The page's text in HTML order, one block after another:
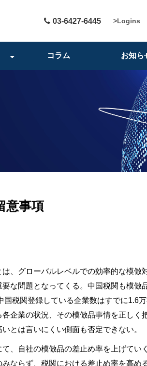
03-6427-6445 >Logins
コラム お知ら
意事項
、グローバルレベルでの効率的な模倣
な問題となってくる。中国税関も模倣
税関登録している企業数はすでに1.6
企業の状況、その模倣品事情を正しく
とは言いにくい側面も否定できない。
、自社の模倣品の差止め率を上げてい
ならず、税関における差止め率を高め